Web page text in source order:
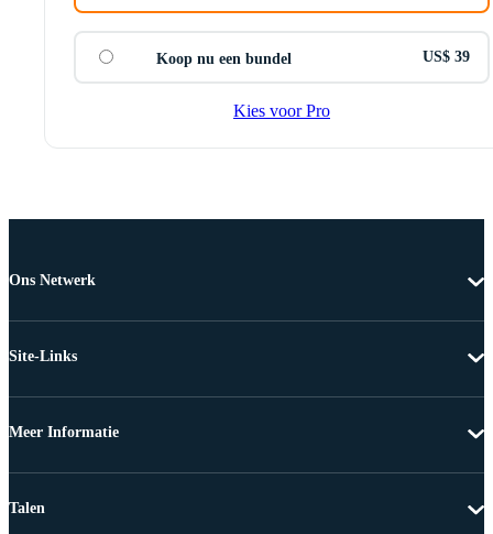
Koop nu een bundel US$ 39
Kies voor Pro
Ons Netwerk
Site-Links
Meer Informatie
Talen